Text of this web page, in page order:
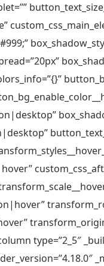
type=”2_5″